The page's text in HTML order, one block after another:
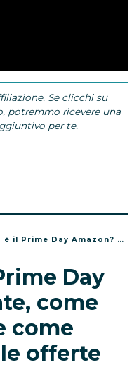
Se clicchi su
potremmo ricevere una
per te.
Amazon? Date, come funziona e come prepararsi alle offerte
Day
come
come
offerte